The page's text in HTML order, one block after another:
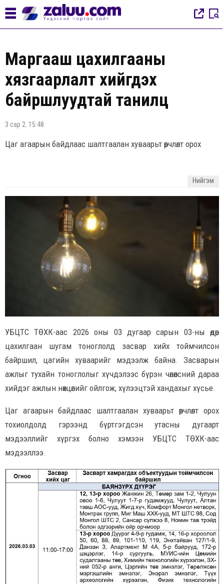
Маргааш цахилгааны
хязгаарлалт хийгдэх
байршлуудтай танилц
3 сар 2. 15:48
Цаг агаарын байдлаас шалтгаалан хуваарьт өөрчлөлт орох
Нийгэм
УБЦТС ТӨХК-аас 2026 оны 03 дугаар сарын 03-ны өдөр
цахилгаан шугам тоноглолд засвар хийх тоймчилсон
байршил, цагийн хуваарийг мэдээлж байна. Засварын
ажлыг тухайн тоноглолыг хүчдэлээс бүрэн чөлөөлсний дараа
хийдэг ажлын нөхцөлийг ойлгож, хүлээцтэй хандахыг хүсье.
Цаг агаарын байдлаас шалтгаалан хуваарьт өөрчлөлт орох
тохиолдолд гэрээнд бүртгэгдсэн утасны дугаарт
мэдээллийг хүргэх болно хэмээн УБЦТС ТӨХК-аас
мэдээллээ.